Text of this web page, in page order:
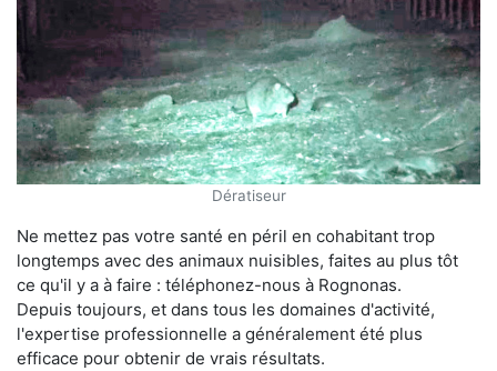
Dératiseur
Ne mettez pas votre santé en péril en cohabitant trop
longtemps avec des animaux nuisibles, faites au plus tôt
ce qu'il y a à faire : téléphonez-nous à Rognonas.
Depuis toujours, et dans tous les domaines d'activité,
l'expertise professionnelle a généralement été plus
efficace pour obtenir de vrais résultats.